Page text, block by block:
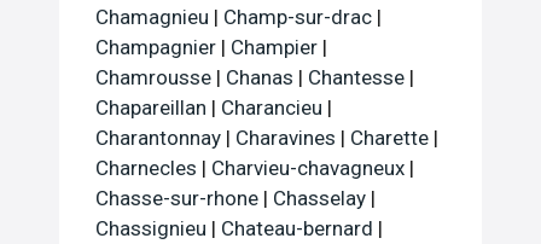
Chamagnieu | Champ-sur-drac |
Champagnier | Champier |
Chamrousse | Chanas | Chantesse |
Chapareillan | Charancieu |
Charantonnay | Charavines | Charette |
Charnecles | Charvieu-chavagneux |
Chasse-sur-rhone | Chasselay |
Chassignieu | Chateau-bernard |